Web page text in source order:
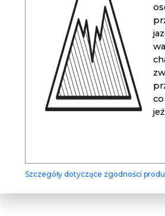
Szczegóły dotyczące zgodności